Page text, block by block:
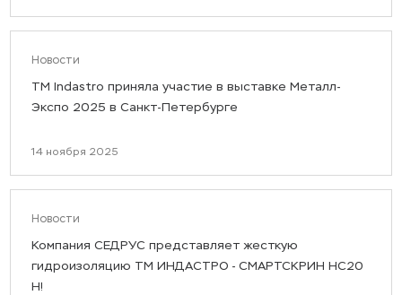
Новости
ТМ Indastro приняла участие в выставке Металл-
Экспо 2025 в Санкт-Петербурге
14 ноября 2025
Новости
Компания СЕДРУС представляет жесткую
гидроизоляцию ТМ ИНДАСТРО - СМАРТСКРИН HC20
H!